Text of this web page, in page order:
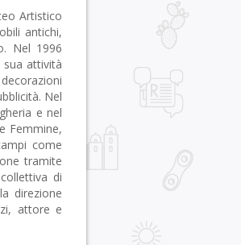
Artistico
antichi,
Nel 1996
sua attività
Nel
e nel
Femmine,
come
tramite
di
direzione
attore e